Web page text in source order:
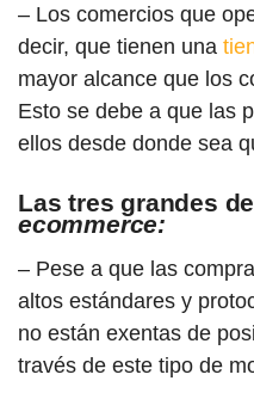
– Los comercios que
decir, que tienen una
mayor alcance que los
Esto se debe a que las
ellos desde donde sea
Las tres grandes
ecommerce:
– Pese a que las
altos estándares y
no están exentas de
través de este tipo de